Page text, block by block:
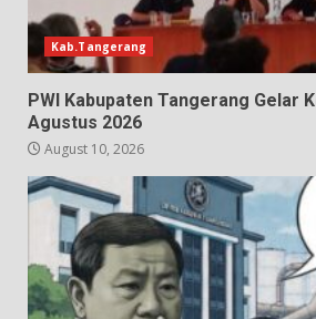
Kab.Tangerang
PWI Kabupaten Tangerang Gelar
Agustus 2026
August 10, 2026